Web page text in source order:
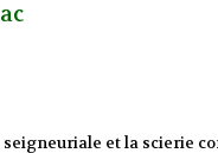
et la scierie